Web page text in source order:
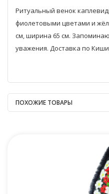
Ритуальный венок
фиолетовыми цветами и
см, ширина 65 см.
уважения. Доставка по
ПОХОЖИЕ ТОВАРЫ